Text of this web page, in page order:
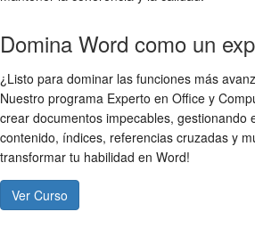
Domina Word como un
¿Listo para dominar las funciones más
Nuestro programa Experto en Office y
crear documentos impecables, gestionando
contenido, índices, referencias cruzadas y
transformar tu habilidad en Word!
Ver Curso